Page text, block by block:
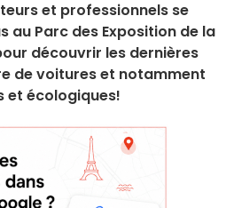
et professionnels se
au Parc des Exposition de la
découvrir les dernières
de voitures et notamment
et écologiques!